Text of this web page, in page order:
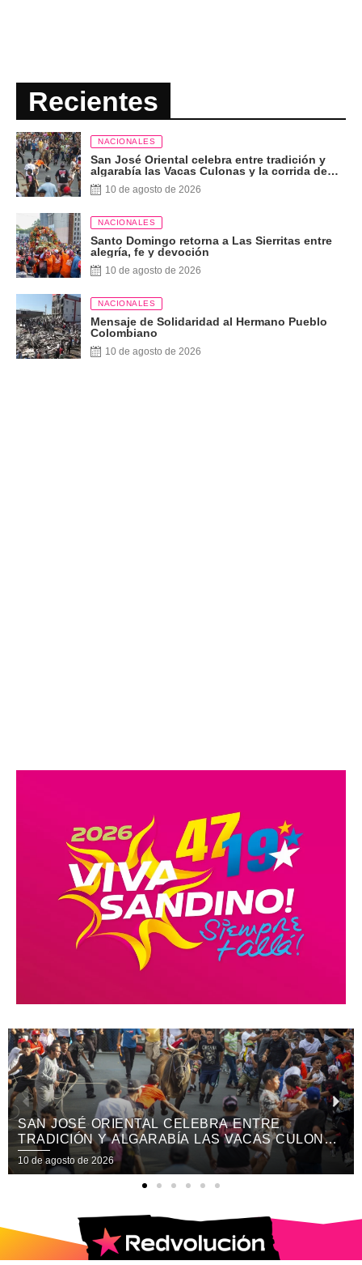
Recientes
NACIONALES
San José Oriental celebra entre tradición y
algarabía las Vacas Culonas y la corrida de
toros
10 de agosto de 2026
NACIONALES
Santo Domingo retorna a Las Sierritas entre
alegría, fe y devoción
10 de agosto de 2026
NACIONALES
Mensaje de Solidaridad al Hermano Pueblo
Colombiano
10 de agosto de 2026
SANTO DOMINGO RETORNA A LAS
ENTRE ALEGRÍA, FE Y DEVOCIÓN
10 de agosto de 2026